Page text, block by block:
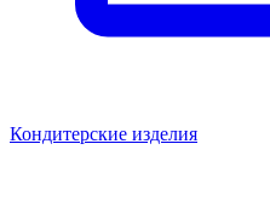
Кондитерские изделия